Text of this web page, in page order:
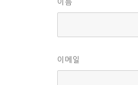
이름
이메일